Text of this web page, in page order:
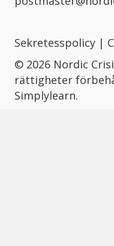
© 2026 Nordic
rättigheter
Simplylearn.
Sekretesspolicy |